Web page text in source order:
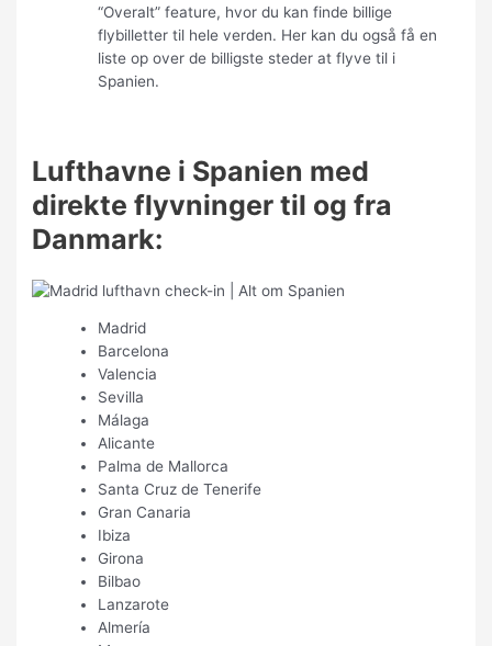
“Overalt” feature, hvor du kan finde billige
flybilletter til hele verden. Her kan du også få en
liste op over de billigste steder at flyve til i
Spanien.
Lufthavne i Spanien med
direkte flyvninger til og fra
Danmark:
Madrid
Barcelona
Valencia
Sevilla
Málaga
Alicante
Palma de Mallorca
Santa Cruz de Tenerife
Gran Canaria
Ibiza
Girona
Bilbao
Lanzarote
Almería